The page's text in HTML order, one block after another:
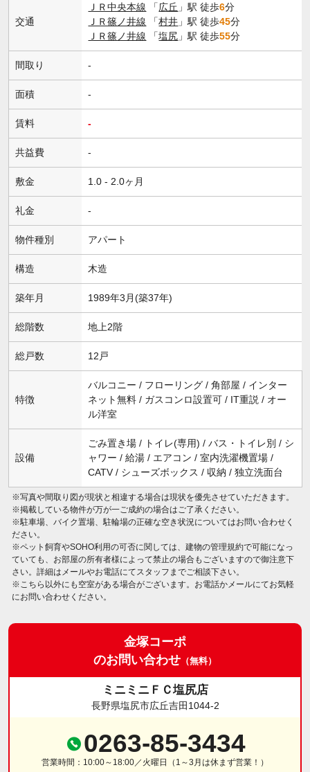
交通
ＪＲ中央本線 「広丘 」駅 徒歩6分
ＪＲ篠ノ井線 「村井 」駅 徒歩45分
ＪＲ篠ノ井線 「塩尻 」駅 徒歩55分
間取り -
面積 -
賃料 -
共益費 -
敷金 1.0 - 2.0ヶ月
礼金 -
物件種別 アパート
構造 木造
築年月 1989年3月(築37年)
総階数 地上2階
総戸数 12戸
特徴
バルコニー / フローリング / 角部屋 / インター
ネット無料 / ガスコンロ設置可 / IT重説 / オー
ル洋室
設備
ごみ置き場 / トイレ(専用) / バス・トイレ別 / シ
ャワー / 給湯 / エアコン / 室内洗濯機置場 /
CATV / シューズボックス / 収納 / 独立洗面台
※写真や間取り図が現状と相違する場合は現状を優先させていただきます。
※掲載している物件が万が一ご成約の場合はご了承ください。
※駐車場、バイク置場、駐輪場の正確な空き状況についてはお問い合わせく
ださい。
※ペット飼育やSOHO利用の可否に関しては、建物の管理規約で可能になっ
ていても、お部屋の所有者様によって禁止の場合もございますので御注意下
さい。詳細はメールやお電話にてスタッフまでご相談下さい。
※こちら以外にも空室がある場合がございます。お電話かメールにてお気軽
にお問い合わせください。
金塚コーポ
のお問い合わせ （無料）
ミニミニＦＣ塩尻店
長野県塩尻市広丘吉田1044-2
0263-85-3434
営業時間：10:00～18:00／火曜日（1～3月は休まず営業！）